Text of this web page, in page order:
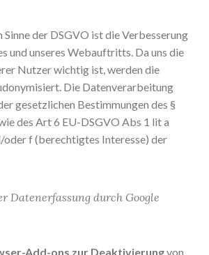
Sinne der DSGVO ist die Verbesserung
und unseres Webauftritts. Da uns die
Nutzer wichtig ist, werden die
Die Datenverarbeitung
gesetzlichen Bestimmungen des §
des Art 6 EU-DSGVO Abs 1 lit a
oder f (berechtigtes Interesse) der
Datenerfassung durch Google
Add-ons zur Deaktivierungvon